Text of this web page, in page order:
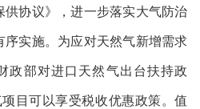
供协议》，进一步落实大气防治
序实施。为应对天然气新增需求
政部对进口天然气出台扶持政
目可以享受税收优惠政策。值